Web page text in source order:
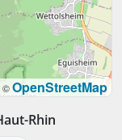
©OpenStreetMap
Rhin